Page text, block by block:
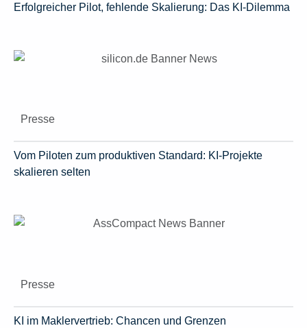
Erfolgreicher Pilot, fehlende Skalierung: Das KI-Dilemma
Presse
Vom Piloten zum produktiven Standard: KI-Projekte
skalieren selten
Presse
KI im Maklervertrieb: Chancen und Grenzen